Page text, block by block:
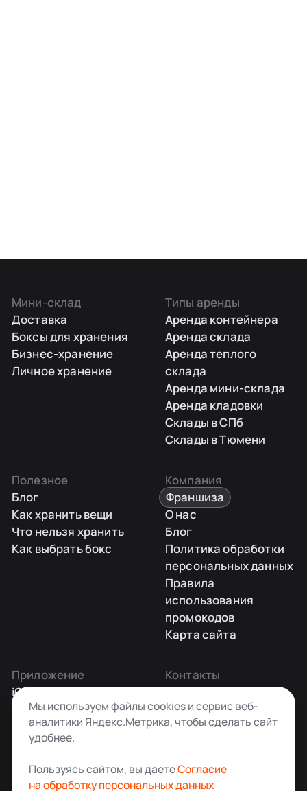
Мини-склад
Доставка
Боксы для хранения
Бизнес-хранение
Личное хранение
Типы аренды
Аренда контейнера
Аренда склада
Аренда теплого
склада
Аренда мини-склада
Аренда кладовки
Склады в СПб
Склады в Тюмени
Полезное
Блог
Как хранить вещи
Что нельзя хранить
Как выбрать бокс
Компания
Франшиза
О нас
Блог
Политика обработки
персональных данных
Правила
использования
промокодов
Карта сайта
Приложение
iOS
Android
Контакты
Заказать звонок
+7 495 181-55-45
info@kladovkin.ru
Мы используем файлы cookies и сервис веб-
аналитики Яндекс.Метрика, чтобы сделать сайт
удобнее.
Пользуясь сайтом, вы даетеСогласие
на обработку персональных данных